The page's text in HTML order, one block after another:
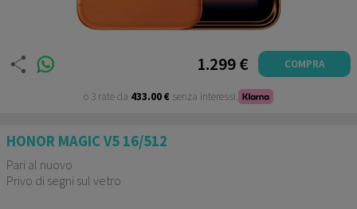
1.299 € COMPRA
o 3 rate da 433.00 €senza interessi.
HONOR MAGIC V5 16/512
Pari al nuovo
Privo di segni sul vetro